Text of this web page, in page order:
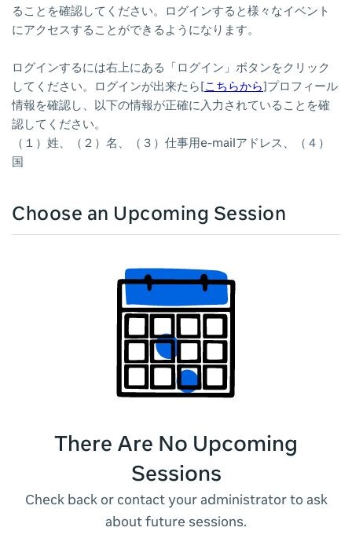
ることを確認してください。ログインすると様々なイベント
にアクセスすることができるようになります。
ログインするには右上にある「ログイン」ボタンをクリック
してください。ログインが出来たら こちらから プロフィール
情報を確認し、以下の情報が正確に入力されていることを確
認してください。
（１）姓、（２）名、（３）仕事用e-mailアドレス、（４）
国
Choose an Upcoming Session
There Are No Upcoming
Sessions
Check back or contact your administrator to ask
about future sessions.